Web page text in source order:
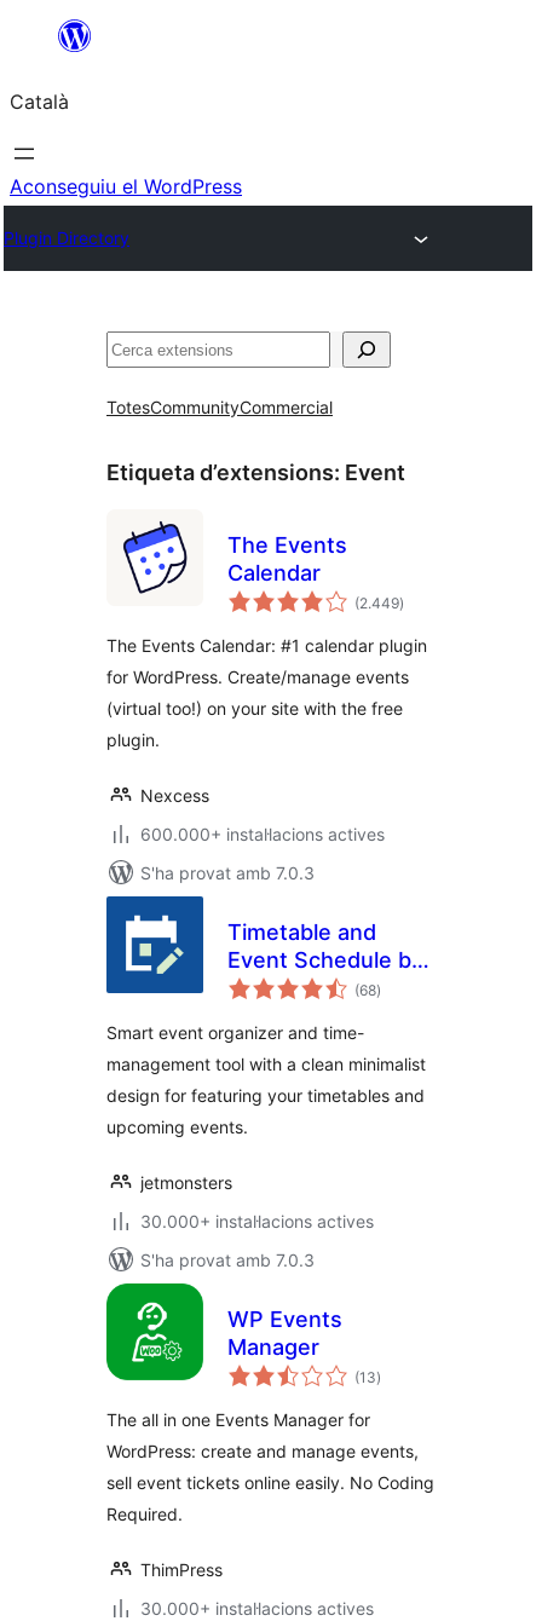
contingut
Català
Aconseguiu el WordPress
Plugin Directory
Cerca
TotesCommunityCommercial
Etiqueta d’extensions: Event
The Events
Calendar
(2.449puntuacions
totals
)
The Events Calendar: #1 calendar plugin
for WordPress. Create/manage events
(virtual too!) on your site with the free
plugin.
Nexcess
600.000+ instal·lacions actives
S'ha provat amb 7.0.3
Timetable and
Event Schedule by
MotoPress
(68puntuacions
totals
)
Smart event organizer and time-
management tool with a clean minimalist
design for featuring your timetables and
upcoming events.
jetmonsters
30.000+ instal·lacions actives
S'ha provat amb 7.0.3
WP Events
Manager
(13puntuacions
totals
)
The all in one Events Manager for
WordPress: create and manage events,
sell event tickets online easily. No Coding
Required.
ThimPress
30.000+ instal·lacions actives